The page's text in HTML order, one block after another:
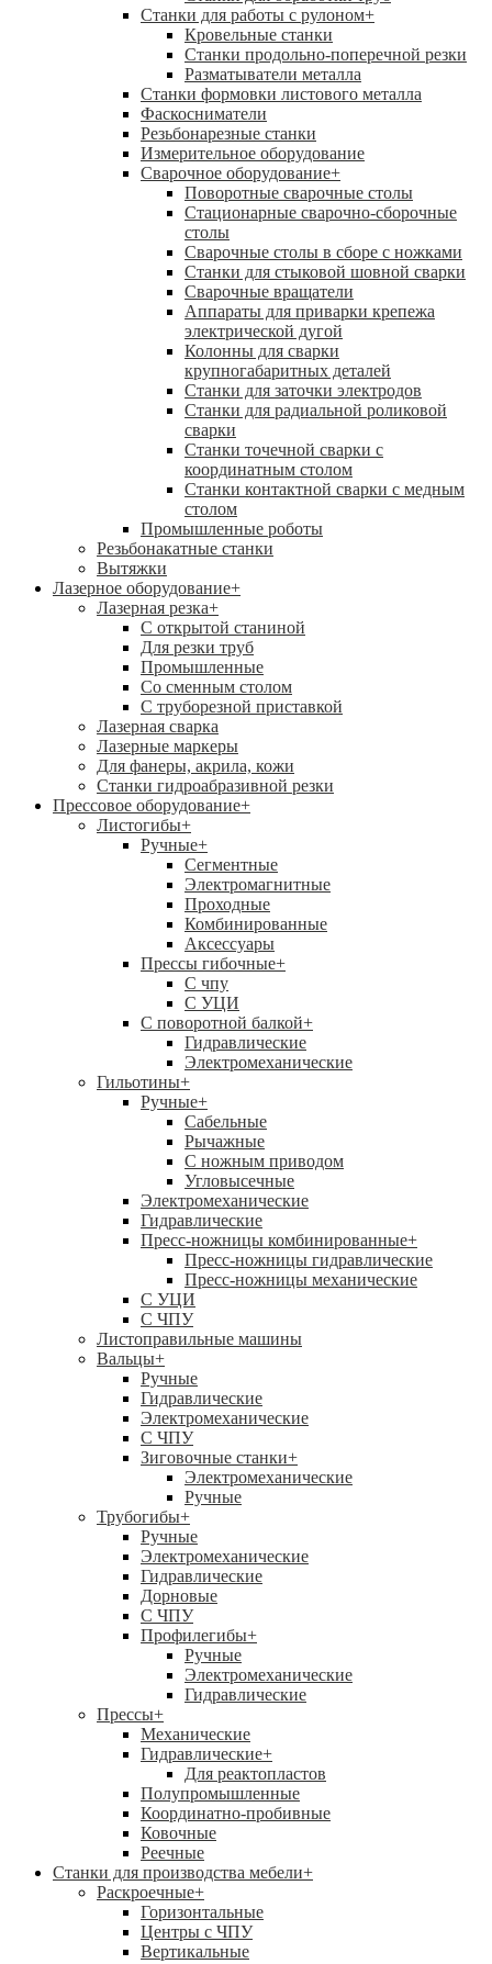
Станки для работы с рулоном+
Кровельные станки
Станки продольно-поперечной резки
Разматыватели металла
Станки формовки листового металла
Фаскосниматели
Резьбонарезные станки
Измерительное оборудование
Сварочное оборудование+
Поворотные сварочные столы
Стационарные сварочно-сборочные
столы
Сварочные столы в сборе с ножками
Станки для стыковой шовной сварки
Сварочные вращатели
Аппараты для приварки крепежа
электрической дугой
Колонны для сварки
крупногабаритных деталей
Станки для заточки электродов
Станки для радиальной роликовой
сварки
Станки точечной сварки с
координатным столом
Станки контактной сварки с медным
столом
Промышленные роботы
Резьбонакатные станки
Вытяжки
Лазерное оборудование+
Лазерная резка+
С открытой станиной
Для резки труб
Промышленные
Со сменным столом
С труборезной приставкой
Лазерная сварка
Лазерные маркеры
Для фанеры, акрила, кожи
Станки гидроабразивной резки
Прессовое оборудование+
Листогибы+
Ручные+
Сегментные
Электромагнитные
Проходные
Комбинированные
Аксессуары
Прессы гибочные+
C чпу
С УЦИ
С поворотной балкой+
Гидравлические
Электромеханические
Гильотины+
Ручные+
Сабельные
Рычажные
С ножным приводом
Угловысечные
Электромеханические
Гидравлические
Пресс-ножницы комбинированные+
Пресс-ножницы гидравлические
Пресс-ножницы механические
С УЦИ
С ЧПУ
Листоправильные машины
Вальцы+
Ручные
Гидравлические
Электромеханические
С ЧПУ
Зиговочные станки+
Электромеханические
Ручные
Трубогибы+
Ручные
Электромеханические
Гидравлические
Дорновые
С ЧПУ
Профилегибы+
Ручные
Электромеханические
Гидравлические
Прессы+
Механические
Гидравлические+
Для реактопластов
Полупромышленные
Координатно-пробивные
Ковочные
Реечные
Станки для производства мебели+
Раскроечные+
Горизонтальные
Центры с ЧПУ
Вертикальные